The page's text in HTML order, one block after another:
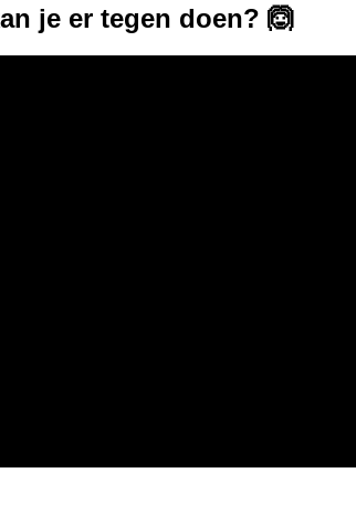
je er tegen doen? 🙆